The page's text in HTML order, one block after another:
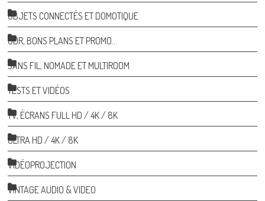
OBJETS CONNECTÉS ET DOMOTIQUE
ODR, BONS PLANS ET PROMO…
SANS FIL, NOMADE ET MULTIROOM
TESTS ET VIDÉOS
TV, ÉCRANS FULL HD / 4K / 8K
ULTRA HD / 4K / 8K
VIDÉOPROJECTION
VINTAGE AUDIO & VIDEO